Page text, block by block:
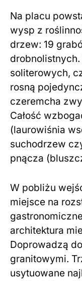
Na placu
wysp z
drzew: 19
soliterowych,
rosną
czeremcha
Całość
(laurowiśnia
suchodrzew
pnącza
W pobliżu
miejsce na
architektura
Doprowadzą
granitowymi.
usytuowane